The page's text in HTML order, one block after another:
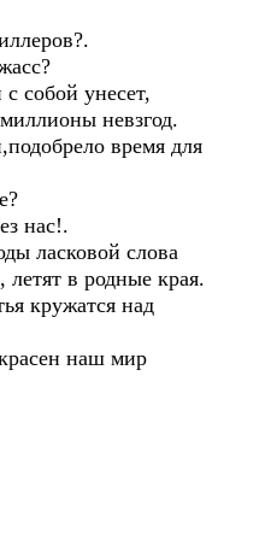
собой унесет,
невзгод.
время для
нас!.
ласковой слова
в родные края.
кружатся над
наш мир